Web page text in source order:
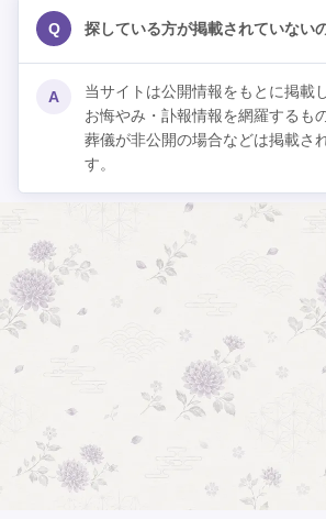
Q 探している方が掲載されていない
A
当サイトは公開情報をもとに掲載
お悔やみ・訃報情報を網羅するも
葬儀が非公開の場合などは掲載さ
す。